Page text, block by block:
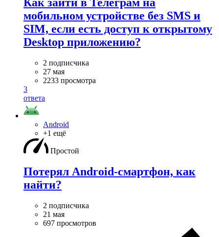
мобильном устройстве без SMS и
SIM, если есть доступ к открытому
Desktop приложению?
2 подписчика
27 мая
2233 просмотра
3
ответа
Android
+1 ещё
Простой
Потерял Android-смартфон, как
найти?
2 подписчика
21 мая
697 просмотров